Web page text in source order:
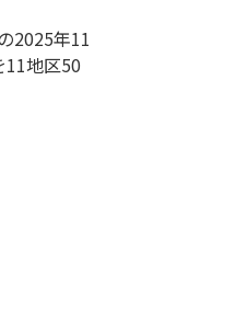
2025年11
11地区50